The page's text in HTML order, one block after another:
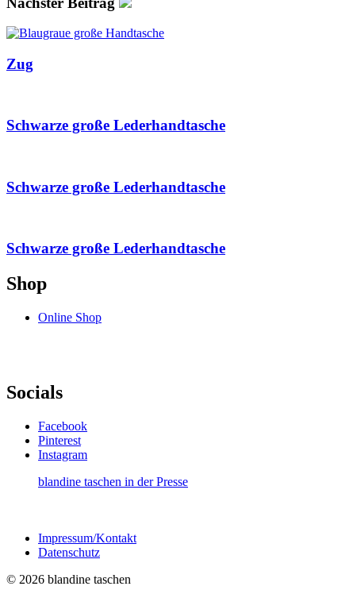
Zug
Schwarze große Lederhandtasche
Schwarze große Lederhandtasche
Schwarze große Lederhandtasche
Shop
Online Shop
Socials
Facebook
Pinterest
Instagram
blandine taschen in der Presse
Impressum/Kontakt
Datenschutz
© 2026 blandine taschen